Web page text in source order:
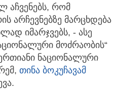
აჩვენებს, რომ
არჩევნებზე მარცხდება
იმარჯვებს, - ასე
მოძრაობის“
ნაციონალური
თინა ბოკუჩავამ